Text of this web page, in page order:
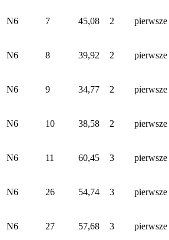
N6 7 45,08 2 pierwsze
N6 8 39,92 2 pierwsze
N6 9 34,77 2 pierwsze
N6 10 38,58 2 pierwsze
N6 11 60,45 3 pierwsze
N6 26 54,74 3 pierwsze
N6 27 57,68 3 pierwsze